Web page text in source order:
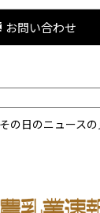
お問い合わせ
の日のニュース